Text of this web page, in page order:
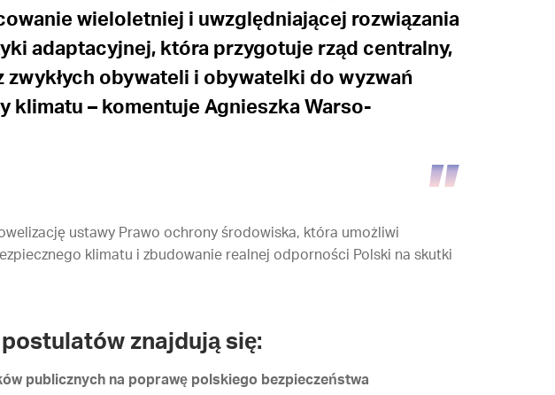
wieloletniej i uwzględniającej rozwiązania
adaptacyjnej, która przygotuje rząd centralny,
zwykłych obywateli i obywatelki do wyzwań
klimatu – komentuje Agnieszka Warso-
ustawy Prawo ochrony środowiska, która umożliwi
klimatu i zbudowanie realnej odporności Polski na skutki
znajdują się:
publicznych na poprawę polskiego bezpieczeństwa